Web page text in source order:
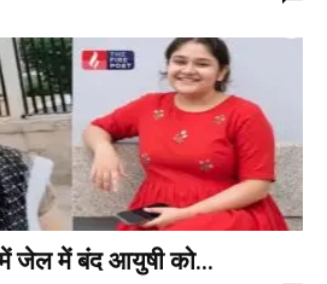
जेल में बंद आयुषी को...